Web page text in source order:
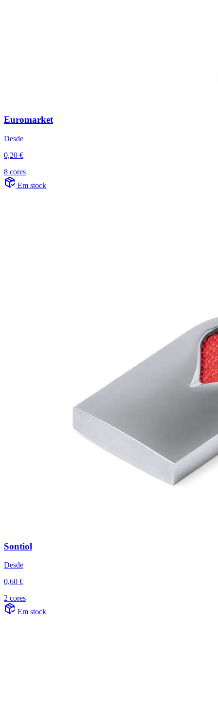
Euromarket
Desde
0,20 €
8 cores
Em stock
Sontiol
Desde
0,60 €
2 cores
Em stock